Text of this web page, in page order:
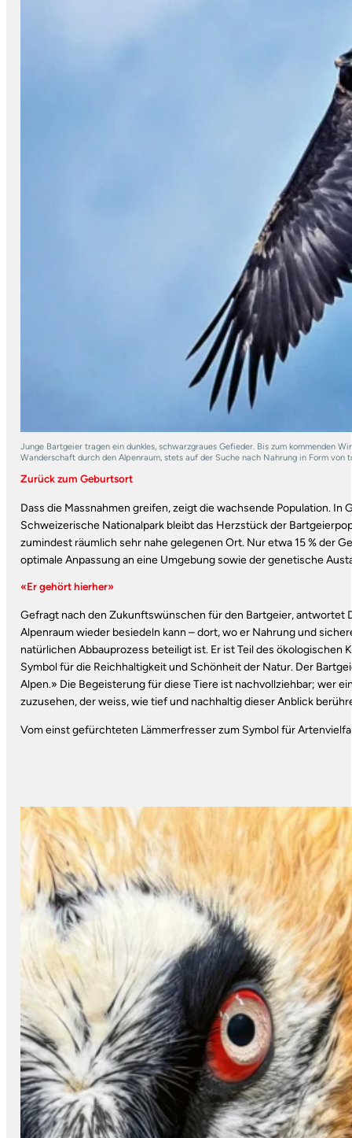
Junge Bartgeier tragen ein dunkles, schwarzgraues Gefieder. Bis zum kommenden
Wanderschaft durch den Alpenraum, stets auf der Suche nach Nahrung in Form von
Zurück zum Geburtsort
Dass die Massnahmen greifen, zeigt die wachsen­de Population.
Schweizerische Nationalpark bleibt das Herzstück der
zumindest räumlich sehr nahe gelegenen Ort. Nur etwa 15 % der
optimale Anpassung an eine Umgebung sowie der genetische
«Er gehört hierher»
Gefragt nach den Zukunftswünschen für den Bart­geier, antwortet
Alpenraum wieder besiedeln kann – dort, wo er Nahrung und
natürlichen Abbauprozess beteiligt ist. Er ist Teil des ökologischen
Symbol für die Reichhaltigkeit und Schönheit der Natur. Der
Alpen.» Die Begeisterung für diese Tiere ist nachvollziehbar; wer
zuzusehen, der weiss, wie tief und nachhaltig dieser Anblick
Vom einst gefürchteten Lämmerfresser zum Symbol für